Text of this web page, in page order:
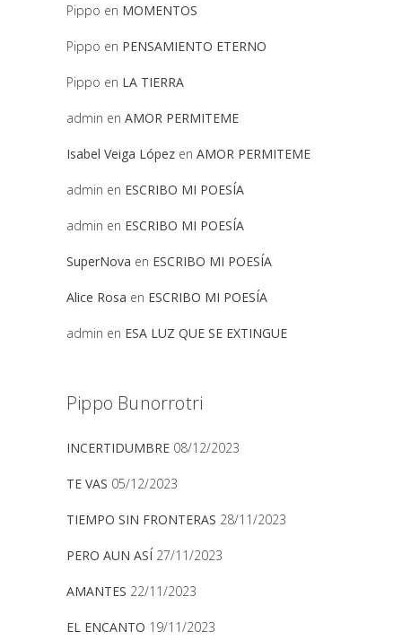
Pippo en MOMENTOS
Pippo en PENSAMIENTO ETERNO
Pippo en LA TIERRA
admin en AMOR PERMITEME
Isabel Veiga López en AMOR PERMITEME
admin en ESCRIBO MI POESÍA
admin en ESCRIBO MI POESÍA
SuperNova en ESCRIBO MI POESÍA
Alice Rosa en ESCRIBO MI POESÍA
admin en ESA LUZ QUE SE EXTINGUE
Pippo Bunorrotri
INCERTIDUMBRE 08/12/2023
TE VAS 05/12/2023
TIEMPO SIN FRONTERAS 28/11/2023
PERO AUN ASÍ 27/11/2023
AMANTES 22/11/2023
EL ENCANTO 19/11/2023